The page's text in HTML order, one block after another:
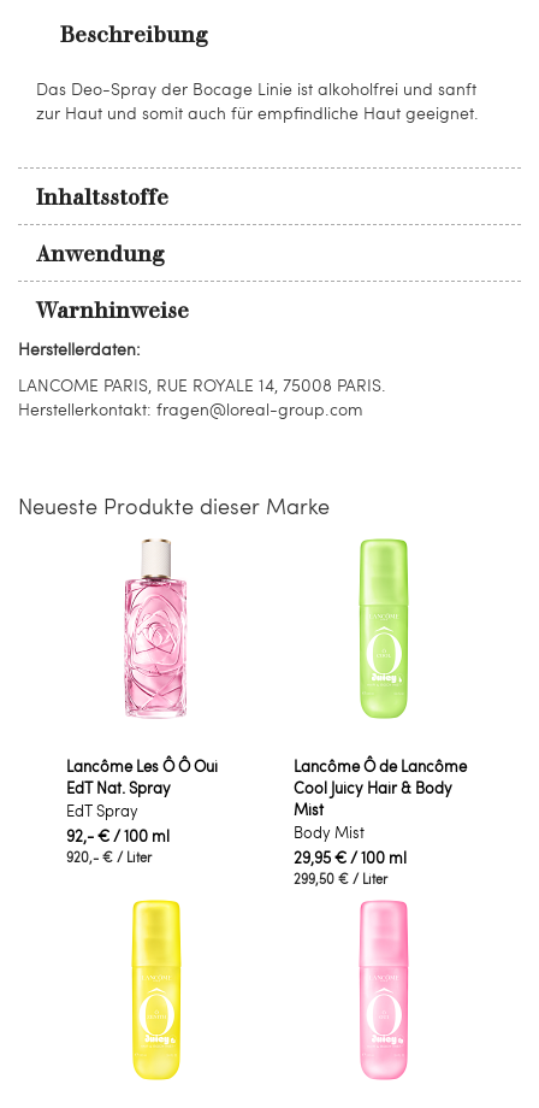
Beschreibung
Das Deo-Spray der Bocage Linie ist alkoholfrei und sanft
zur Haut und somit auch für empfindliche Haut geeignet.
Inhaltsstoffe
Anwendung
Warnhinweise
Herstellerdaten:
LANCOME PARIS, RUE ROYALE 14, 75008 PARIS.
Herstellerkontakt: fragen@loreal-group.com
Neueste Produkte dieser Marke
Lancôme Les Ô Ô Oui
EdT Nat. Spray
EdT Spray
92,- €/ 100 ml
920,- € / Liter
Lancôme Ô de Lancôme
Cool Juicy Hair & Body
Mist
Body Mist
29,95 €/ 100 ml
299,50 € / Liter